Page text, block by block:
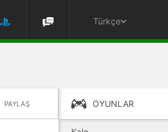
Türkçe
PAYLAŞ OYUNLAR